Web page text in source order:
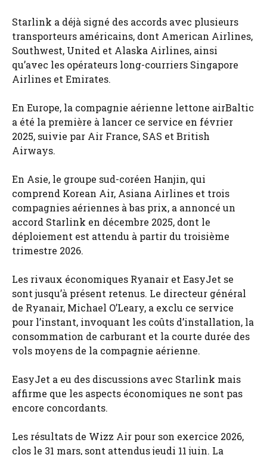
Starlink a déjà signé des accords avec plusieurs
transporteurs américains, dont American Airlines,
Southwest, United et Alaska Airlines, ainsi
qu’avec les opérateurs long-courriers Singapore
Airlines et Emirates.
En Europe, la compagnie aérienne lettone airBaltic
a été la première à lancer ce service en février
2025, suivie par Air France, SAS et British
Airways.
En Asie, le groupe sud-coréen Hanjin, qui
comprend Korean Air, Asiana Airlines et trois
compagnies aériennes à bas prix, a annoncé un
accord Starlink en décembre 2025, dont le
déploiement est attendu à partir du troisième
trimestre 2026.
Les rivaux économiques Ryanair et EasyJet se
sont jusqu’à présent retenus. Le directeur général
de Ryanair, Michael O’Leary, a exclu ce service
pour l’instant, invoquant les coûts d’installation, la
consommation de carburant et la courte durée des
vols moyens de la compagnie aérienne.
EasyJet a eu des discussions avec Starlink mais
affirme que les aspects économiques ne sont pas
encore concordants.
Les résultats de Wizz Air pour son exercice 2026,
clos le 31 mars, sont attendus jeudi 11 juin. La